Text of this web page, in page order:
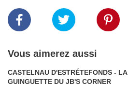
Vous aimerez aussi
CASTELNAU D'ESTRÉTEFONDS - LA
GUINGUETTE DU JB'S CORNER